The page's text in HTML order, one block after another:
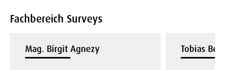
Fachbereich Surveys
Mag. Birgit Agnezy Tobias